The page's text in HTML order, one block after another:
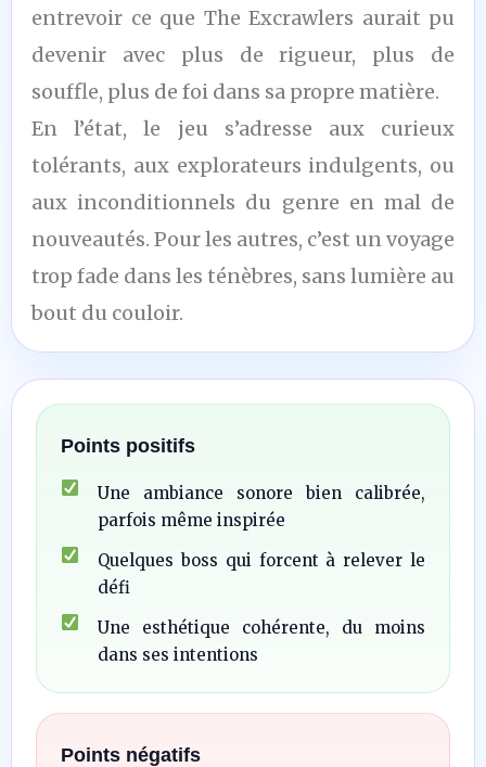
entrevoir ce que The Excrawlers aurait pu
devenir avec plus de rigueur, plus de
souffle, plus de foi dans sa propre matière.
En l’état, le jeu s’adresse aux curieux
tolérants, aux explorateurs indulgents, ou
aux inconditionnels du genre en mal de
nouveautés. Pour les autres, c’est un voyage
trop fade dans les ténèbres, sans lumière au
bout du couloir.
Points positifs
Une ambiance sonore bien calibrée,
parfois même inspirée
Quelques boss qui forcent à relever le
défi
Une esthétique cohérente, du moins
dans ses intentions
Points négatifs